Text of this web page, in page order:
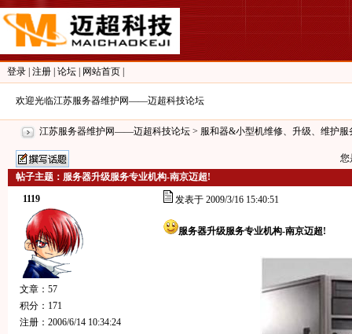
登录 注册 论坛 网站首页
欢迎光临江苏服务器维护网——迈超科技论坛
江苏服务器维护网——迈超科技论坛 > 服和器&小型机维修、升级、维护服
您
帖子主题：服务器升级服务专业机构-南京迈超!
1119
文章：57
积分：171
注册：2006/6/14 10:34:24
发表于 2009/3/16 15:40:51
服务器升级服务专业机构-南京迈超!